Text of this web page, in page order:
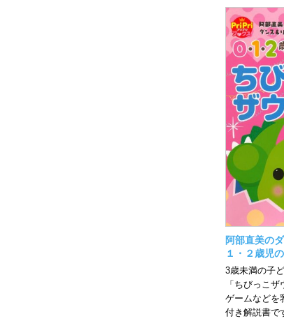
阿部直美の
１・２歳児
3歳未満の子
「ちびっこ
ゲームなどを
付き解説書で